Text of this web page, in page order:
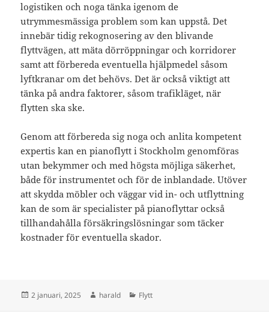
logistiken och noga tänka igenom de
utrymmesmässiga problem som kan uppstå. Det
innebär tidig rekognosering av den blivande
flyttvägen, att mäta dörröppningar och korridorer
samt att förbereda eventuella hjälpmedel såsom
lyftkranar om det behövs. Det är också viktigt att
tänka på andra faktorer, såsom trafikläget, när
flytten ska ske.
Genom att förbereda sig noga och anlita kompetent
expertis kan en pianoflytt i Stockholm genomföras
utan bekymmer och med högsta möjliga säkerhet,
både för instrumentet och för de inblandade. Utöver
att skydda möbler och väggar vid in- och utflyttning
kan de som är specialister på pianoflyttar också
tillhandahålla försäkringslösningar som täcker
kostnader för eventuella skador.
Postat
2 januari, 2025 Författare
harald Kategorier
Flytt